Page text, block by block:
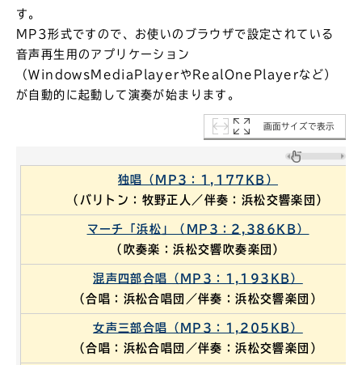
す。
MP3形式ですので、お使いのブラウザで設定されている
音声再生用のアプリケーション
（WindowsMediaPlayerやRealOnePlayerなど）
が自動的に起動して演奏が始まります。
画面サイズで表示
独唱（MP3：1,177KB）
（バリトン：牧野正人／伴奏：浜松交響楽団）
マーチ「浜松」（MP3：2,386KB）
（吹奏楽：浜松交響吹奏楽団）
混声四部合唱（MP3：1,193KB）
（合唱：浜松合唱団／伴奏：浜松交響楽団）
女声三部合唱（MP3：1,205KB）
（合唱：浜松合唱団／伴奏：浜松交響楽団）